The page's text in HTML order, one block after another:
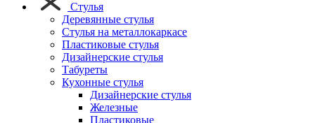
Стулья
Деревянные стулья
Стулья на металлокаркасе
Пластиковые стулья
Дизайнерские стулья
Табуреты
Кухонные стулья
Дизайнерские стулья
Железные
Пластиковые